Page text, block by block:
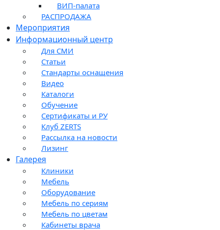
ВИП-палата
РАСПРОДАЖА
Мероприятия
Информационный центр
Для СМИ
Статьи
Стандарты оснащения
Видео
Каталоги
Обучение
Сертификаты и РУ
Клуб ZERTS
Рассылка на новости
Лизинг
Галерея
Клиники
Мебель
Оборудование
Мебель по сериям
Мебель по цветам
Кабинеты врача